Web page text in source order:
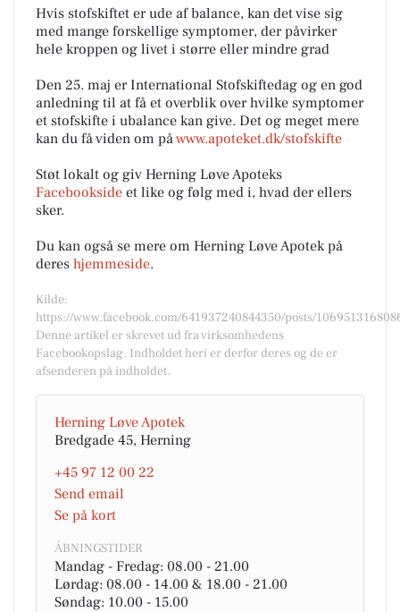
Hvis stofskiftet er ude af balance, kan det vise sig
med mange forskellige symptomer, der påvirker
hele kroppen og livet i større eller mindre grad
Den 25. maj er International Stofskiftedag og en god
anledning til at få et overblik over hvilke symptomer
et stofskifte i ubalance kan give. Det og meget mere
kan du få viden om påwww.apoteket.dk/stofskifte
Støt lokalt og giv Herning Løve Apoteks
Facebookside et like og følg med i, hvad der ellers
sker.
Du kan også se mere om Herning Løve Apotek på
deres hjemmeside.
Kilde:
https://www.facebook.com/641937240844350/posts/
Denne artikel er skrevet ud fra virksomhedens
Facebookopslag. Indholdet heri er derfor deres og de er
afsenderen på indholdet.
Herning Løve Apotek
Bredgade 45, Herning
+45 97 12 00 22
Send email
Se på kort
ÅBNINGSTIDER
Mandag - Fredag: 08.00 - 21.00
Lørdag: 08.00 - 14.00 & 18.00 - 21.00
Søndag: 10.00 - 15.00